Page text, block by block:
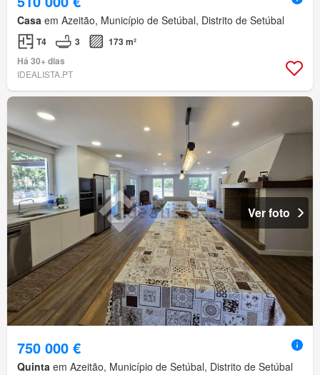
Casa em Azeitão, Município de Setúbal, Distrito de Setúbal
T4 3
173 m²
Há 30+ dias
IDEALISTA.PT
Ver foto
750 000 €
Quinta em Azeitão, Município de Setúbal, Distrito de Setúbal